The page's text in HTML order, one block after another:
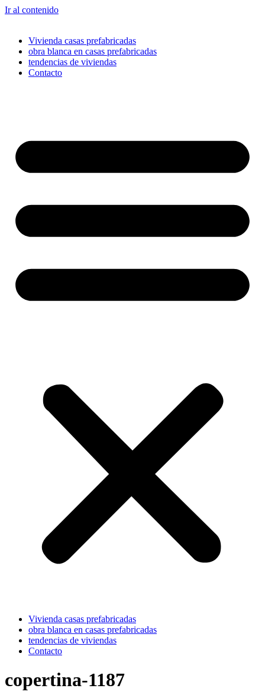
Ir al contenido
Vivienda casas prefabricadas
obra blanca en casas prefabricadas
tendencias de viviendas
Contacto
Vivienda casas prefabricadas
obra blanca en casas prefabricadas
tendencias de viviendas
Contacto
copertina-1187